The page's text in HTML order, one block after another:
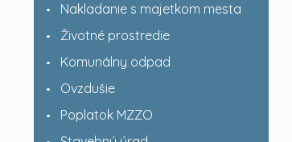
Nakladanie s majetkom mesta
Životné prostredie
Komunálny odpad
Ovzdušie
Poplatok MZZO